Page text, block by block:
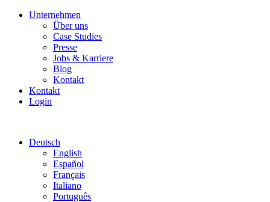
Unternehmen
Über uns
Case Studies
Presse
Jobs & Karriere
Blog
Kontakt
Kontakt
Login
Deutsch
English
Español
Français
Italiano
Português